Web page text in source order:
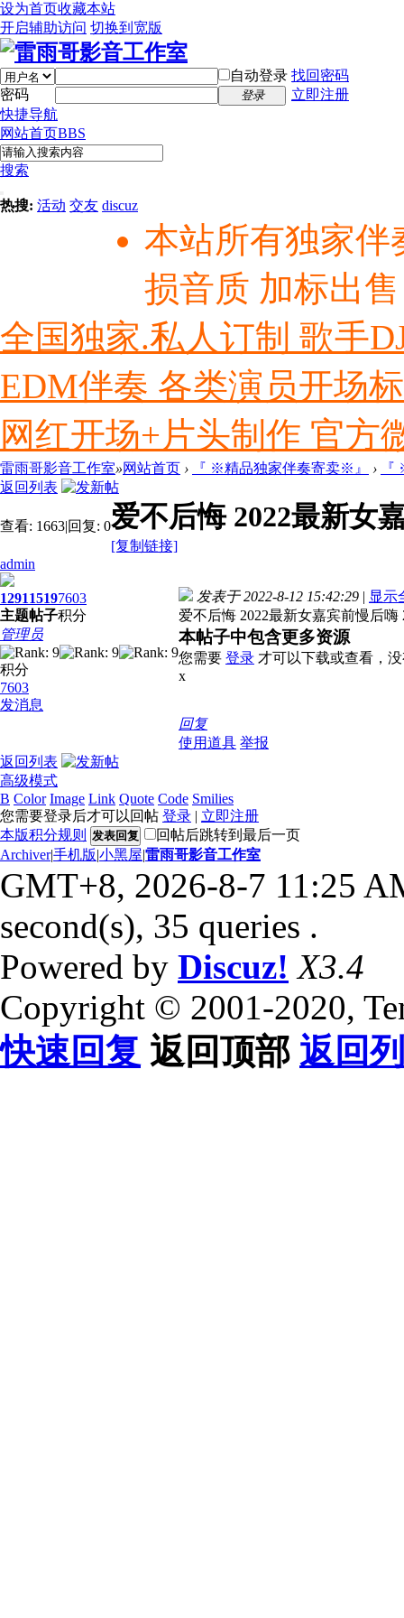
设为首页收藏本站
开启辅助访问 切换到宽版
自动登录 找回密码
密码
登录
立即注册
快捷导航
网站首页BBS
搜索
热搜: 活动 交友 discuz
本站所有独家伴
损音质 加标出
全国独家.私人订制 歌手
EDM伴奏 各类演员开场
网红开场+片头制作 官方
雷雨哥影音工作室»网站首页 › 『 ※精品独家伴奏寄卖※』 ›
返回列表
查看: 1663|回复: 0爱不后悔 2022最新女
[复制链接]
admin
1291
主题
1519
帖子
7603
积分
管理员
积分
7603
发消息
发表于 2022-8-12 15:42:29 | 显示
爱不后悔 2022最新女嘉宾前慢后嗨
本帖子中包含更多资源
您需要 登录 才可以下载或查看，
x
回复
使用道具 举报
返回列表
高级模式
B Color Image Link Quote Code Smilies
您需要登录后才可以回帖 登录 | 立即注册
本版积分规则
发表回复
回帖后跳转到最后一页
Archiver|手机版|小黑屋|雷雨哥影音工作室
GMT+8, 2026-8-7 11:25
second(s), 35 queries .
Powered by Discuz! X3.4
Copyright © 2001-2020,
快速回复 返回顶部 返回